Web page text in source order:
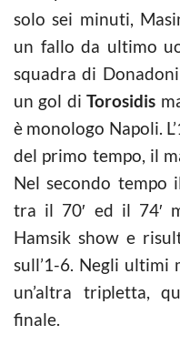
solo sei minuti,
un fallo da ultimo
squadra di
un gol diTorosidis
è monologo Napoli.
del primo tempo, il
Nel secondo tempo
tra il 70′ ed il 74′
Hamsik show e
sull’1-6. Negli ultimi
un’altra tripletta,
finale.